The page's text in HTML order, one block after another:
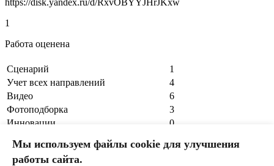
1
Работа оценена
Сценарий
1
Учет всех направлений
4
Видео
6
Фотоподборка
3
Инновации
0
Итого
15
Мы используем файлы cookie для улучшения
работы сайта.